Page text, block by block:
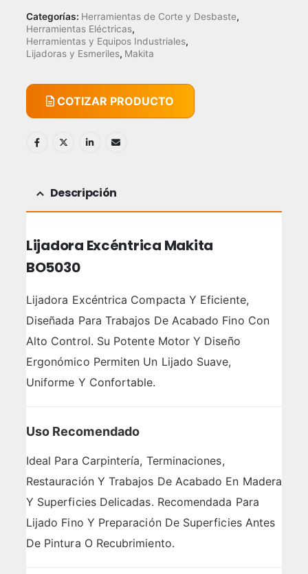
Categorías: Herramientas de Corte y Desbaste,
Herramientas Eléctricas,
Herramientas y Equipos Industriales,
Lijadoras y Esmeriles, Makita
COTIZAR PRODUCTO
Descripción
Lijadora Excéntrica Makita
BO5030
Lijadora Excéntrica Compacta Y Eficiente,
Diseñada Para Trabajos De Acabado Fino Con
Alto Control. Su Potente Motor Y Diseño
Ergonómico Permiten Un Lijado Suave,
Uniforme Y Confortable.
Uso Recomendado
Ideal Para Carpintería, Terminaciones,
Restauración Y Trabajos De Acabado En Madera
Y Superficies Delicadas. Recomendada Para
Lijado Fino Y Preparación De Superficies Antes
De Pintura O Recubrimiento.